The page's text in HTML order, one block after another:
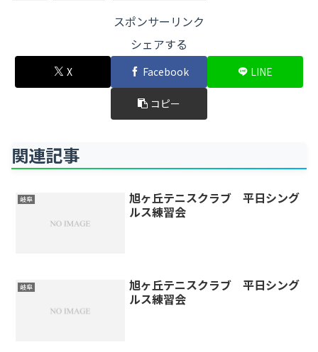
スポンサーリンク
シェアする
X Facebook LINE
コピー
関連記事
岐阜
旭ヶ丘テニスクラブ 平日シング
ルス練習会
岐阜
旭ヶ丘テニスクラブ 平日シング
ルス練習会